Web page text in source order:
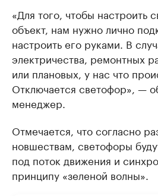
«Для того, чтобы настроить
объект, нам нужно лично
настроить его руками. В
электричества, ремонтных
или плановых, у нас что
Отключается светофор», —
менеджер.
Отмечается, что согласно
новшествам, светофоры
под поток движения и
принципу «зеленой волны».